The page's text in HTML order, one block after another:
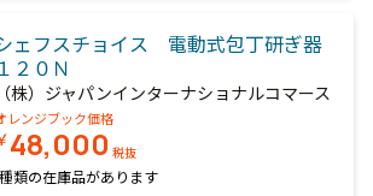
ェフスチョイス 電動式包丁研ぎ器
１２０Ｎ
（株）ジャパンインターナショナルコマース
レンジブック価格
48,000 税抜
類の在庫品があります